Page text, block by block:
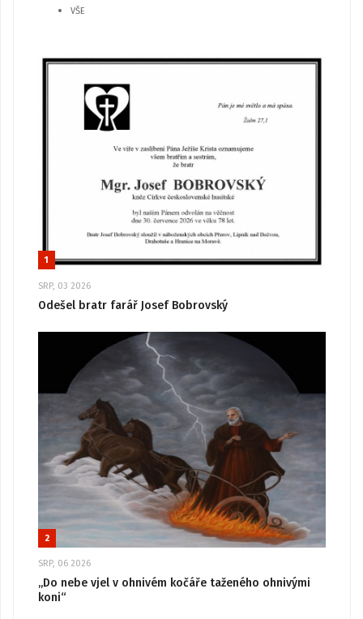
VŠE
1
SRP, 03 2026
Odešel bratr farář Josef Bobrovský
2
SRP, 06 2026
„Do nebe vjel v ohnivém kočáře taženého ohnivými
koni“